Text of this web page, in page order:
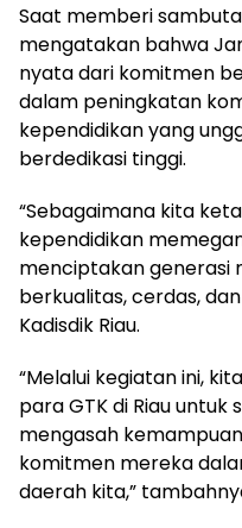
Saat memberi
mengatakan bahwa
nyata dari komitmen
dalam peningkatan
kependidikan yang
berdedikasi tinggi.
“Sebagaimana kita
kependidikan
menciptakan generasi
berkualitas, cerdas,
Kadisdik Riau.
“Melalui kegiatan ini,
para GTK di Riau
mengasah
komitmen mereka
daerah kita,”